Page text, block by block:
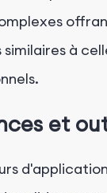
à
et